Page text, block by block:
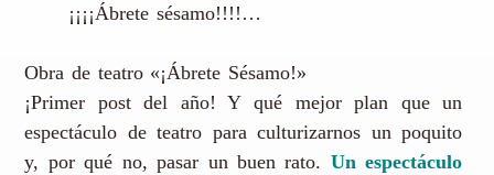
¡¡¡¡Ábrete sésamo!!!!…
Obra de teatro «¡Ábrete Sésamo!»
¡Primer post del año! Y qué mejor plan que un
espectáculo de teatro para culturizarnos un poquito
y, por qué no, pasar un buen rato. Un espectáculo